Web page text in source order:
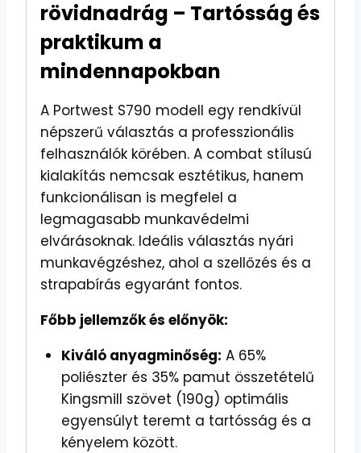
rövidnadrág – Tartósság és
praktikum a
mindennapokban
A Portwest S790 modell egy rendkívül
népszerű választás a professzionális
felhasználók körében. A combat stílusú
kialakítás nemcsak esztétikus, hanem
funkcionálisan is megfelel a
legmagasabb munkavédelmi
elvárásoknak. Ideális választás nyári
munkavégzéshez, ahol a szellőzés és a
strapabírás egyaránt fontos.
Főbb jellemzők és előnyök:
Kiváló anyagminőség: A 65%
poliészter és 35% pamut összetételű
Kingsmill szövet (190g) optimális
egyensúlyt teremt a tartósság és a
kényelem között.